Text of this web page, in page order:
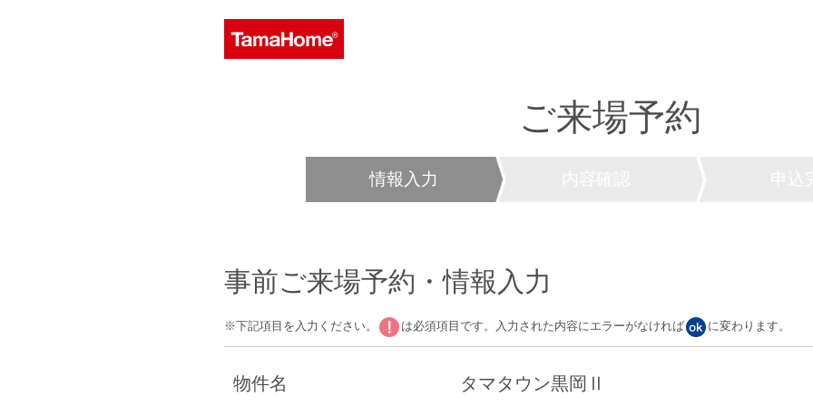
ご来場予約
情報入力
事前ご来場予約・情報入力
※下記項目を入力ください。 は必須項目です。入力された内容にエラーがなければ に変わります。
物件名 タマタウン黒岡Ⅱ